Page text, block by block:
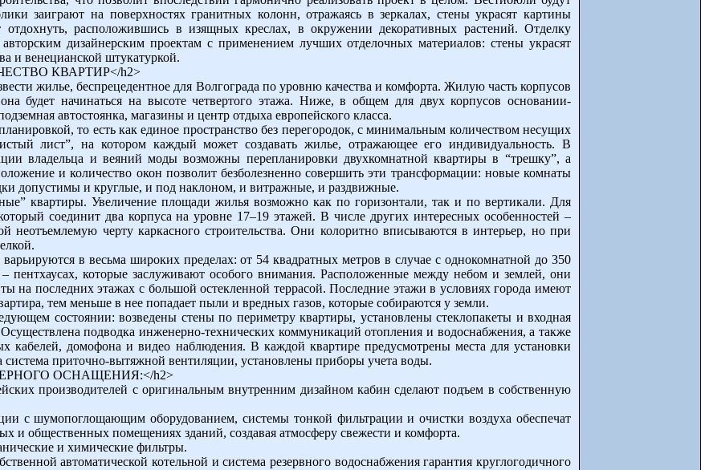
заиграют на поверхностях гранитных колонн, отражаясь в зеркалах, стены украсят картины
отдохнуть, расположившись в изящных креслах, в окружении декоративных растений. Отделку
дизайнерским проектам с применением лучших отделочных материалов: стены украсят
и венецианской штукатуркой.
КВАРТИР</h2>
жилье, беспрецедентное для Волгограда по уровню качества и комфорта. Жилую часть корпусов
будет начинаться на высоте четвертого этажа. Ниже, в общем для двух корпусов основании-
автостоянка, магазины и центр отдыха европейского класса.
то есть как единое пространство без перегородок, с минимальным количеством несущих
лист”, на котором каждый может создавать жилье, отражающее его индивидуальность. В
владельца и веяний моды возможны перепланировки двухкомнатной квартиры в “трешку”, а
и количество окон позволит безболезненно совершить эти трансформации: новые комнаты
допустимы и круглые, и под наклоном, и витражные, и раздвижные.
квартиры. Увеличение площади жилья возможно как по горизонтали, так и по вертикали. Для
соединит два корпуса на уровне 17–19 этажей. В числе других интересных особенностей –
неотъемлемую черту каркасного строительства. Они колоритно вписываются в интерьер, но при
варьируются в весьма широких пределах: от 54 квадратных метров в случае с однокомнатной до 350
пентхаусах, которые заслуживают особого внимания. Расположенные между небом и землей, они
на последних этажах с большой остекленной террасой. Последние этажи в условиях города имеют
тем меньше в нее попадает пыли и вредных газов, которые собираются у земли.
состоянии: возведены стены по периметру квартиры, установлены стеклопакеты и входная
подводка инженерно-технических коммуникаций отопления и водоснабжения, а также
кабелей, домофона и видео наблюдения. В каждой квартире предусмотрены места для установки
приточно-вытяжной вентиляции, установлены приборы учета воды.
ОСНАЩЕНИЯ:</h2>
производителей с оригинальным внутренним дизайном кабин сделают подъем в собственную
с шумопоглощающим оборудованием, системы тонкой фильтрации и очистки воздуха обеспечат
и общественных помещениях зданий, создавая атмосферу свежести и комфорта.
и химические фильтры.
автоматической котельной и система резервного водоснабжения гарантия круглогодичного